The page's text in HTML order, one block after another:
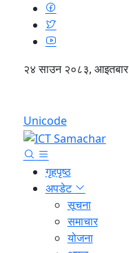
२४ साउन २०८३, आइतबार
Unicode
गृहपृष्ठ
अपडेट
सूचना
समाचार
योजना